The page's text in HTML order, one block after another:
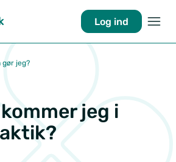
Log ind
gør jeg?
jeg i